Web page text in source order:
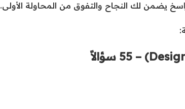
يضمن لك النجاح والتفوق من المحاولة الأولى.